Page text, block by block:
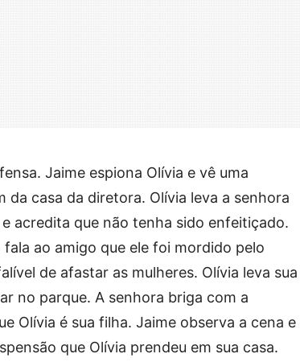
Jaime espiona Olívia e vê uma
casa da diretora. Olívia leva a senhora
acredita que não tenha sido enfeitiçado.
ao amigo que ele foi mordido pelo
de afastar as mulheres. Olívia leva sua
no parque. A senhora briga com a
Olívia é sua filha. Jaime observa a cena e
que Olívia prendeu em sua casa.